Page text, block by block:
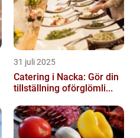
31 juli 2025
Catering i Nacka: Gör din
tillställning oförglömli...